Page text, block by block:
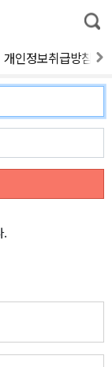
통
합
색
개인정보취급방침
.